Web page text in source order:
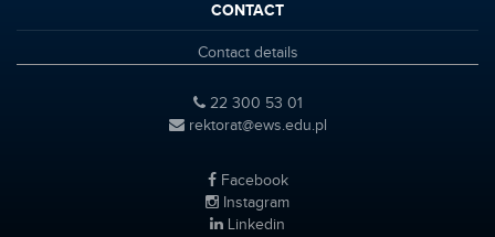
CONTACT
Contact details
22 300 53 01
rektorat@ews.edu.pl
Facebook
Instagram
Linkedin